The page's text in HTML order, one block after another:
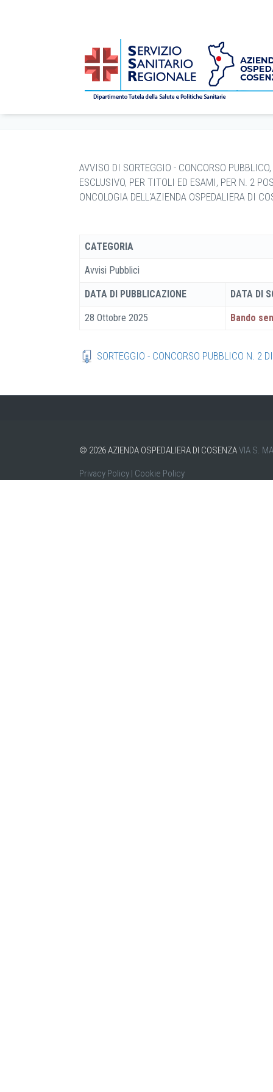
CONCORSI
Home /bandi/Avvisi Pubblici/2025
AVVISO DI SORTEGGIO - CONCORSO
ESCLUSIVO, PER TITOLI ED ESAMI, PER N. 2
ONCOLOGIA DELL'AZIENDA OSPEDALIERA DI
CATEGORIA
Avvisi Pubblici
DATA DI PUBBLICAZIONE DATA DI
28 Ottobre 2025 Bando
SORTEGGIO - CONCORSO PUBBLICO N. 2
© 2026AZIENDA OSPEDALIERA DI COSENZAVIA S.
Privacy Policy | Cookie Policy